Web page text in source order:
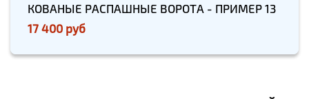
КОВАНЫЕ РАСПАШНЫЕ ВОРОТА - ПРИМЕР 13
17 400 руб